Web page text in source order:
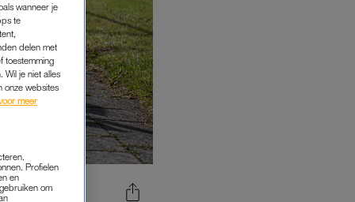
wanneer je
te
delen met
toestemming
Wil je niet alles
onze websites
meer
Profielen
en
om